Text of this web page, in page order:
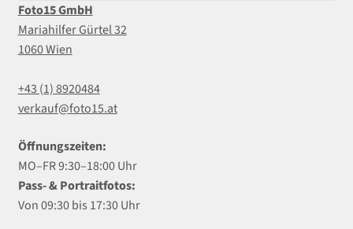
Foto15 GmbH
Mariahilfer Gürtel 32
1060 Wien
+43 (1) 8920484
verkauf@foto15.at
Öffnungszeiten:
MO–FR 9:30–18:00 Uhr
Pass- & Portraitfotos:
Von 09:30 bis 17:30 Uhr